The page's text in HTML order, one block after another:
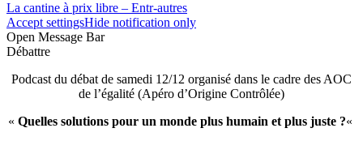
La cantine à prix libre – Entr-autres
Accept settingsHide notification only
Open Message Bar
Débattre
Podcast du débat de samedi 12/12 organisé dans le cadre des AOC
de l’égalité (Apéro d’Origine Contrôlée)
« Quelles solutions pour un monde plus humain et plus juste ?«